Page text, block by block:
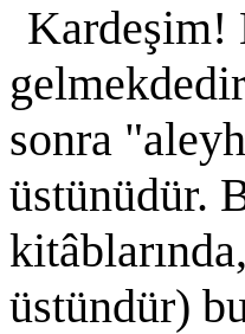
Kardeşim!
sonra
üstünüdür.
üstündür)